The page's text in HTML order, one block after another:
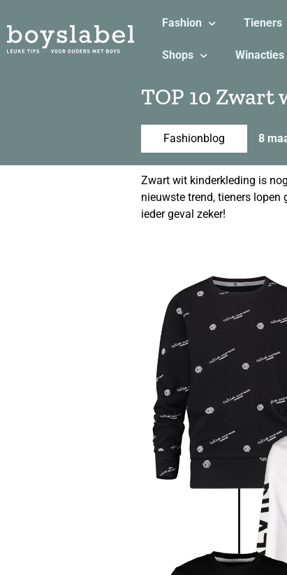
Fashion Tieners
Shops Winacties
TOP 10 Zwart
Fashionblog 8
Zwart wit kinderkleding is
nieuwste trend, tieners
ieder geval zeker!